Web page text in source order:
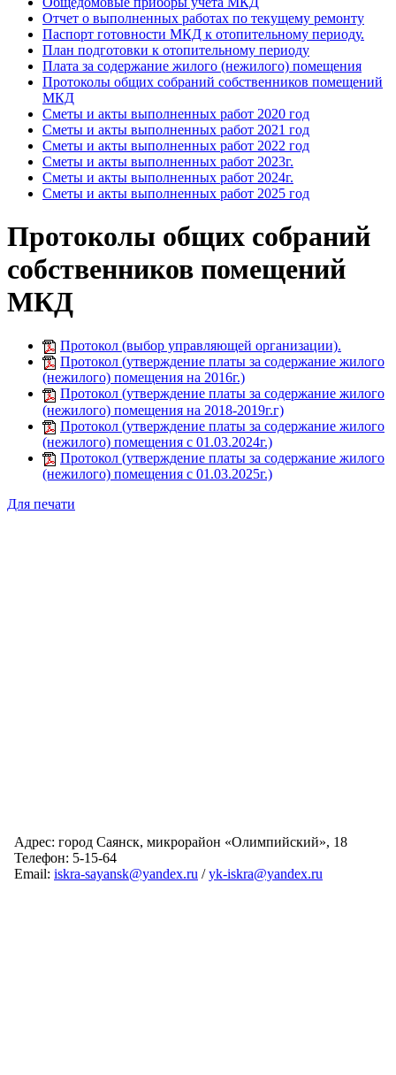
Отчет о выполненных работах по текущему ремонту
Паспорт готовности МКД к отопительному периоду.
План подготовки к отопительному периоду
Плата за содержание жилого (нежилого) помещения
Протоколы общих собраний собственников помещений
МКД
Сметы и акты выполненных работ 2020 год
Сметы и акты выполненных работ 2021 год
Сметы и акты выполненных работ 2022 год
Сметы и акты выполненных работ 2023г.
Сметы и акты выполненных работ 2024г.
Сметы и акты выполненных работ 2025 год
Протоколы общих собраний
собственников помещений
МКД
Протокол (выбор управляющей организации).
Протокол (утверждение платы за содержание жилого
(нежилого) помещения на 2016г.)
Протокол (утверждение платы за содержание жилого
(нежилого) помещения на 2018-2019г.г)
Протокол (утверждение платы за содержание жилого
(нежилого) помещения с 01.03.2024г.)
Протокол (утверждение платы за содержание жилого
(нежилого) помещения с 01.03.2025г.)
Для печати
Адрес: город Саянск, микрорайон «Олимпийский», 18
Телефон: 5-15-64
Email: iskra-sayansk@yandex.ru /yk-iskra@yandex.ru